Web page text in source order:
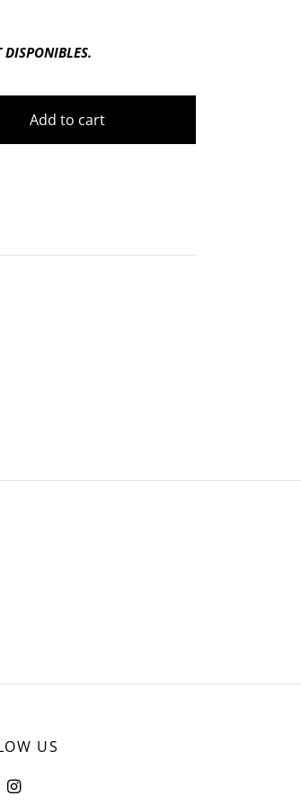
DISPONIBLES.
Add to cart
US